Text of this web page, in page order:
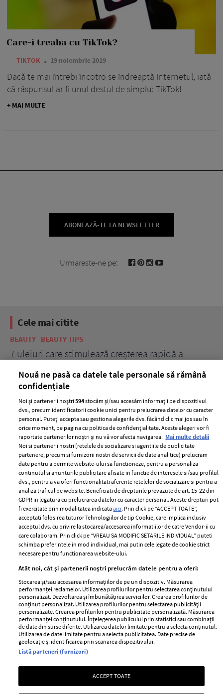
Care-i treaba cu TikTok?
— TIKTOK 19 noiembrie 2019
Dacă te mai întrebi încotro se îndreaptă Internetul, iată
că răspunsul ar fi unul destul de simplu: TikTok!
+ MAI MULTE
ABONEAZĂ-TE LA NEWSLETTER
Urmareste-ne pe:
Cele mai citite
BEAUTY BEAUTY TIPS
7 uleiuri care stimulează creșterea rapidă a
ELLE Style Awards
2024
Despre ELLE
Romania
Contact
Abonamente
Termeni si conditii
Politica de
confidențialitate
Politica de cookies
Publicitate
GSP
Unica
Baby
Retete
Viva
Avantaje
Retete practice
Pariază responsabil! Decizia ONJN nr. 821/25.09.2025.
Jocurile de noroc sunt interzise minorilor.
Nouă ne pasă ca datele tale personale să rămână
confidențiale
Noi și partenerii noștri594stocăm și/sau accesăm informații pe dispozitivul
dvs., precum identificatorii cookie unici pentru prelucrarea datelor cu caracter
personal. Puteți accepta sau gestiona alegerile dvs. făcând clic mai jos sau în
orice moment, pe pagina cu politica de confidențialitate. Aceste alegeri vor fi
raportate partenerilor noștri și nu vă vor afecta navigarea. Mai multe detalii
Noi si partenerii nostri (retelele de socializare si agentiile de publicitate
partenere, precum si furnizorii nostri de servicii de date analitice) prelucram
date pentru a permite website-ului sa functioneze, pentru a personaliza
continutul si anunturile publicitare afisate in functie de interesele si/sau profilul
dvs., pentru a va oferi functionalitati aferente retelelor de socializare si pentru a
analiza traficul pe website. Beneficiati de drepturile prevazute de art. 15-22 din
GDPR in legatura cu prelucrarea datelor cu caracter personal. Aceste drepturi pot
fi exercitate prin modalitatea indicataaici. Prin click pe “ACCEPT TOATE”,
acceptati folosirea tuturor Tehnologiilor de tip Cookie, care implica inclusiv
acceptul dvs. cu privire la stocarea/accesarea informatiilor de catre Vendor-ii cu
care colaboram. Prin click pe “VREAU SA MODIFIC SETARILE INDIVIDUAL” puteti
schimba preferintele in mod individual, mai putin cele legate de cookie strict
necesare pentru functionarea website-ului.
Atât noi, cât și partenerii noștri prelucrăm datele pentru a oferi:
Stocarea și/sau accesarea informațiilor de pe un dispozitiv. Măsurarea
performanței reclamelor. Utilizarea profilurilor pentru selectarea conținutului
personalizat. Dezvoltarea și îmbunătățirea serviciilor. Crearea profilurilor de
conținut personalizat. Utilizarea profilurilor pentru selectarea publicității
personalizate. Crearea profilurilor pentru publicitate personalizată. Măsurarea
performanței conținutului. Înțelegerea publicului prin statistici sau combinații
de date din surse diferite. Utilizarea datelor limitate pentru a selecta conținutul.
Utilizarea de date limitate pentru a selecta publicitatea. Date precise de
geolocație și identificarea prin scanarea dispozitivului.
Listă parteneri (furnizori)
ACCEPT TOATE